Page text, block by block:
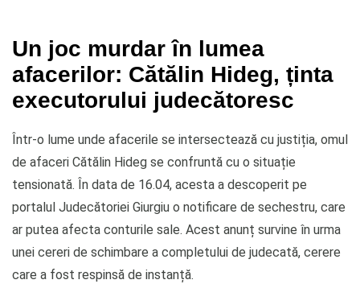
Un joc murdar în lumea
afacerilor: Cătălin Hideg, ținta
executorului judecătoresc
Într-o lume unde afacerile se intersectează cu justiția, omul
de afaceri Cătălin Hideg se confruntă cu o situație
tensionată. În data de 16.04, acesta a descoperit pe
portalul Judecătoriei Giurgiu o notificare de sechestru, care
ar putea afecta conturile sale. Acest anunț survine în urma
unei cereri de schimbare a completului de judecată, cerere
care a fost respinsă de instanță.